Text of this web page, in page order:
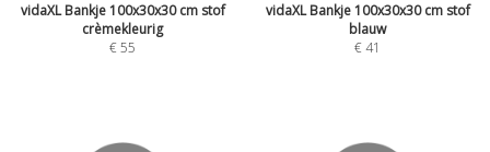
vidaXL Bankje 100x30x30 cm stof
crèmekleurig
€55
vidaXL Bankje 100x30x30 cm stof
blauw
€41